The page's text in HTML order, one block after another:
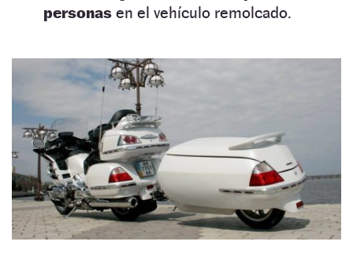
personas en el vehículo remolcado.